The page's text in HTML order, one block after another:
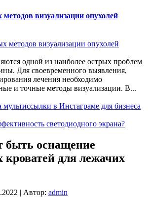
визуализации опухолей
одной из наиболее острых проблем
Для своевременного выявления,
лечения необходимо
и точные методы визуализации. В...
в Инстаграме для бизнеса
светодиодного экрана?
быть оснащение
кроватей для лежачих
| Автор: admin